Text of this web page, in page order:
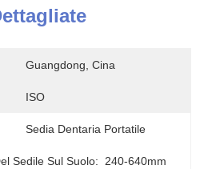
Guangdong, Cina
ISO
Sedia Dentaria Portatile
Sedile Sul Suolo: 240-640mm